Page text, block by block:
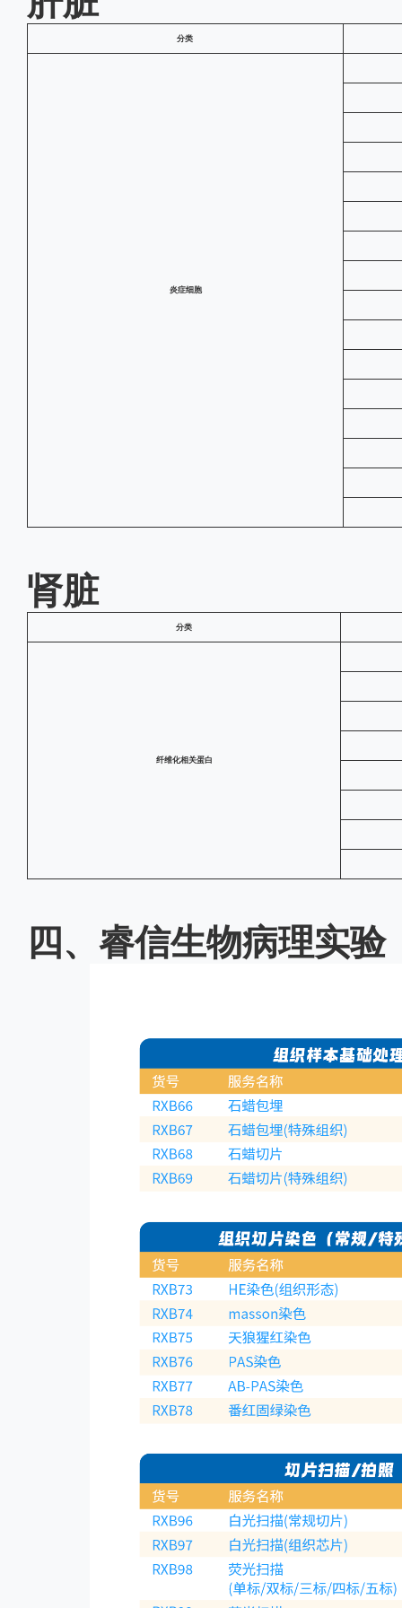
分类
炎症细胞
肾脏
分类
纤维化相关蛋白
四、睿信生物病理实验